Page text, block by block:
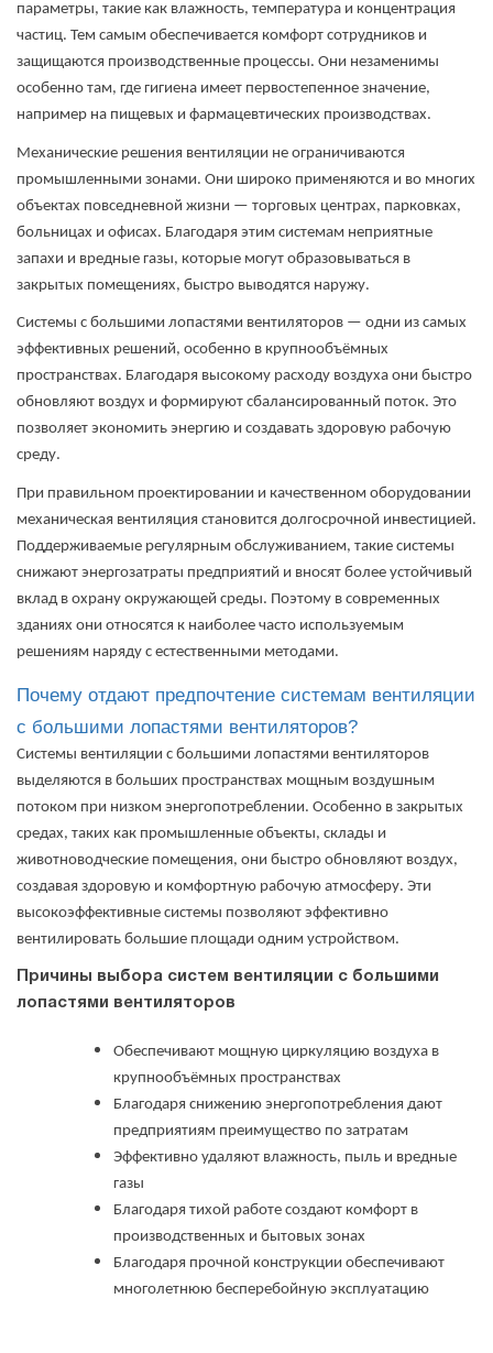
параметры, такие как влажность, температура и концентрация
частиц. Тем самым обеспечивается комфорт сотрудников и
защищаются производственные процессы. Они незаменимы
особенно там, где гигиена имеет первостепенное значение,
например на пищевых и фармацевтических производствах.
Механические решения вентиляции не ограничиваются
промышленными зонами. Они широко применяются и во многих
объектах повседневной жизни — торговых центрах, парковках,
больницах и офисах. Благодаря этим системам неприятные
запахи и вредные газы, которые могут образовываться в
закрытых помещениях, быстро выводятся наружу.
Системы с большими лопастями вентиляторов — одни из самых
эффективных решений, особенно в крупнообъёмных
пространствах. Благодаря высокому расходу воздуха они быстро
обновляют воздух и формируют сбалансированный поток. Это
позволяет экономить энергию и создавать здоровую рабочую
среду.
При правильном проектировании и качественном оборудовании
механическая вентиляция становится долгосрочной инвестицией.
Поддерживаемые регулярным обслуживанием, такие системы
снижают энергозатраты предприятий и вносят более устойчивый
вклад в охрану окружающей среды. Поэтому в современных
зданиях они относятся к наиболее часто используемым
решениям наряду с естественными методами.
Почему отдают предпочтение системам вентиляции
с большими лопастями вентиляторов?
Системы вентиляции с большими лопастями вентиляторов
выделяются в больших пространствах мощным воздушным
потоком при низком энергопотреблении. Особенно в закрытых
средах, таких как промышленные объекты, склады и
животноводческие помещения, они быстро обновляют воздух,
создавая здоровую и комфортную рабочую атмосферу. Эти
высокоэффективные системы позволяют эффективно
вентилировать большие площади одним устройством.
Причины выбора систем вентиляции с большими
лопастями вентиляторов
Обеспечивают мощную циркуляцию воздуха в
крупнообъёмных пространствах
Благодаря снижению энергопотребления дают
предприятиям преимущество по затратам
Эффективно удаляют влажность, пыль и вредные
газы
Благодаря тихой работе создают комфорт в
производственных и бытовых зонах
Благодаря прочной конструкции обеспечивают
многолетнюю бесперебойную эксплуатацию